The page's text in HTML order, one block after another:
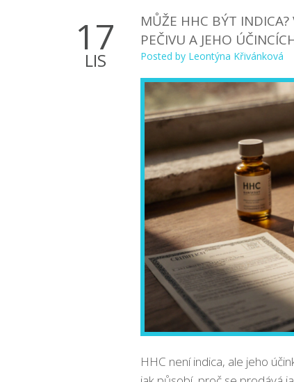
17
LIS
MŮŽE HHC BÝT
PEČIVU A JEHO
Posted by Leontýna Křivánková
HHC není indica, ale jeho